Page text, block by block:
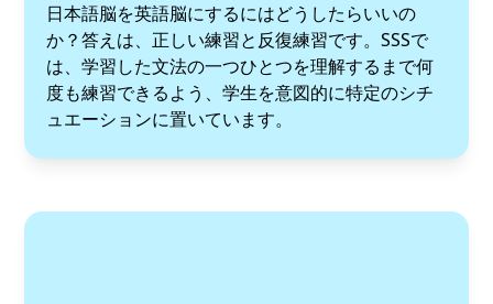
日本語脳を英語脳にするにはどうしたらいいの
か？答えは、正しい練習と反復練習です。SSSで
は、学習した文法の一つひとつを理解するまで何
度も練習できるよう、学生を意図的に特定のシチ
ュエーションに置いています。